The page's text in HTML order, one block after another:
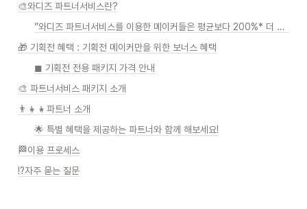
🎨와디즈 파트너서비스란?
”와디즈 파트너서비스를 이용한 메이커들은 평균보다 200%* 더 높은 펀딩금액을 달성했어요”
🎁 기획전 혜택 : 기획전 메이커만을 위한 보너스 혜택
◼ 기획전 전용 패키지 가격 안내
🎨 파트너서비스 패키지 소개
👨‍👧‍👧파트너 소개
🌟 특별 혜택을 제공하는 파트너와 함께 해보세요!
🏁이용 프로세스
⁉자주 묻는 질문